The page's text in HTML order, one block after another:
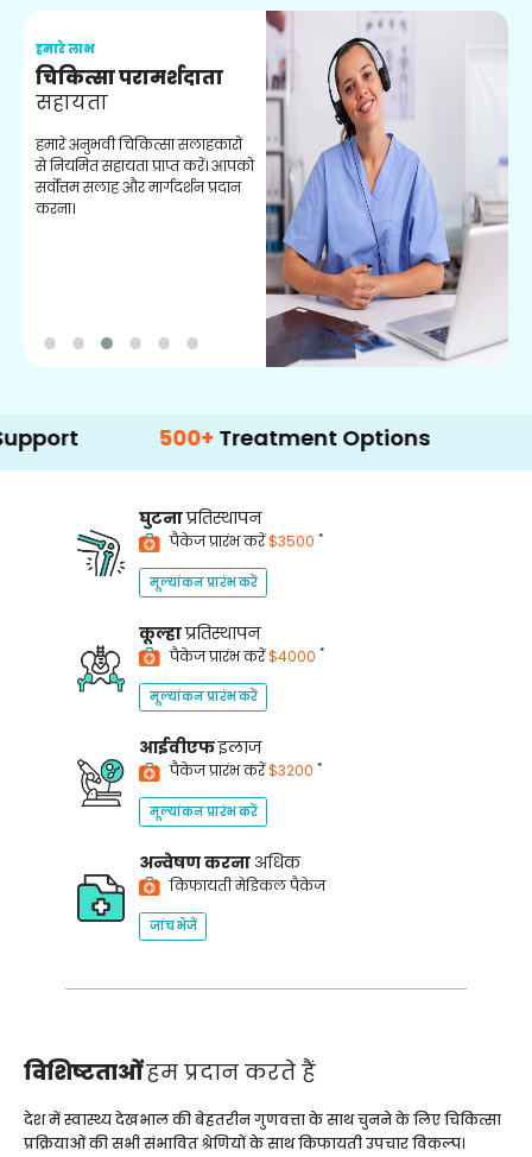
हमारे लाभ
चिकित्सा परामर्शदाता
सहायता
हमारे अनुभवी चिकित्सा सलाहकारों
से नियमित सहायता प्राप्त करें। आपको
सर्वोत्तम सलाह और मार्गदर्शन प्रदान
करना।
500+ Treatment Options
घुटनाप्रतिस्थापन
पैकेज प्रारंभ करें$3500 *
मूल्यांकन प्रारंभ करें
कूल्हाप्रतिस्थापन
पैकेज प्रारंभ करें$4000 *
मूल्यांकन प्रारंभ करें
आईवीएफइलाज
पैकेज प्रारंभ करें$3200 *
मूल्यांकन प्रारंभ करें
अन्वेषण करना अधिक
किफायती मेडिकल पैकेज
जांच भेजें
विशिष्टताओंहम प्रदान करते हैं
देश में स्वास्थ्य देखभाल की बेहतरीन गुणवत्ता के साथ चुनने के लिए चिकित्सा
प्रक्रियाओं की सभी संभावित श्रेणियों के साथ किफायती उपचार विकल्प।